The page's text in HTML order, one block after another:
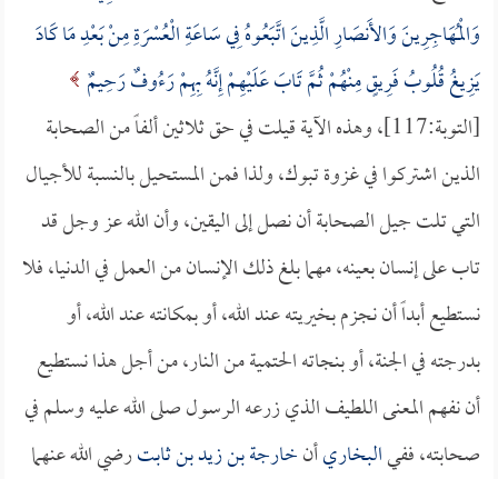
وَالْمُهَاجِرِينَ وَالأَنصَارِ الَّذِينَ اتَّبَعُوهُ فِي سَاعَةِ الْعُسْرَةِ مِنْ بَعْدِ مَا كَادَ
يَزِيغُ قُلُوبُ فَرِيقٍ مِنْهُمْ ثُمَّ تَابَ عَلَيْهِمْ إِنَّهُ بِهِمْ رَءُوفٌ رَحِيمٌ
[التوبة:117]، وهذه الآية قيلت في حق ثلاثين ألفاً من الصحابة
الذين اشتركوا في غزوة تبوك، ولذا فمن المستحيل بالنسبة للأجيال
التي تلت جيل الصحابة أن نصل إلى اليقين، وأن الله عز وجل قد
تاب على إنسان بعينه، مهما بلغ ذلك الإنسان من العمل في الدنيا، فلا
نستطيع أبداً أن نجزم بخيريته عند الله، أو بمكانته عند الله، أو
بدرجته في الجنة، أو بنجاته الحتمية من النار، من أجل هذا نستطيع
أن نفهم المعنى اللطيف الذي زرعه الرسول صلى الله عليه وسلم في
صحابته، ففيالبخاريأنخارجة بن زيد بن ثابترضي الله عنهما